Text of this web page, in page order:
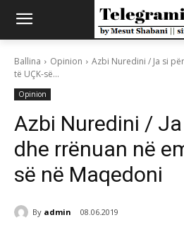
Ballina Opinion
Azbi Nuredini / Ja si
të UÇK-së...
Opinion
Azbi Nuredini /
dhe rrënuan në
së në Maqedoni
By admin 08.06.2019